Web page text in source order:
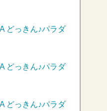
どっきん♪パラダ
どっきん♪パラダ
どっきん♪パラダ